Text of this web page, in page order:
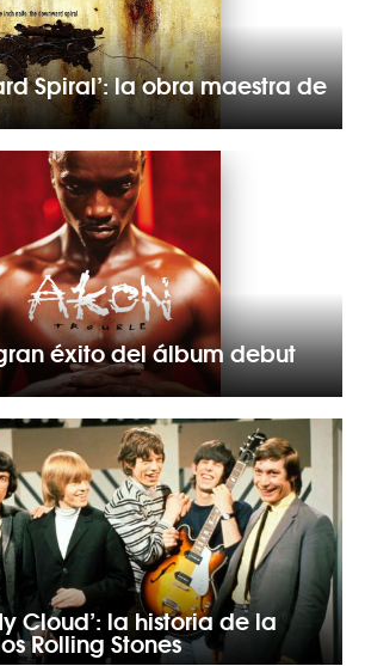
Spiral’: la obra maestra de
gran éxito del álbum debut
Cloud’: la historia de la
Rolling Stones